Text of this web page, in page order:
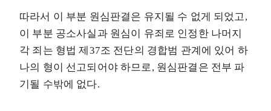
따라서 이 부분 원심판결은 유지될 수 없게 되었고,
이 부분 공소사실과 원심이 유죄로 인정한 나머지
각 죄는 형법 제37조 전단의 경합범 관계에 있어 하
나의 형이 선고되어야 하므로, 원심판결은 전부 파
기될 수밖에 없다.